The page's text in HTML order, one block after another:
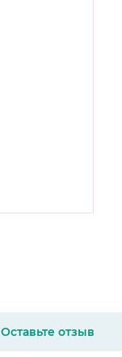
Оставьте отзыв